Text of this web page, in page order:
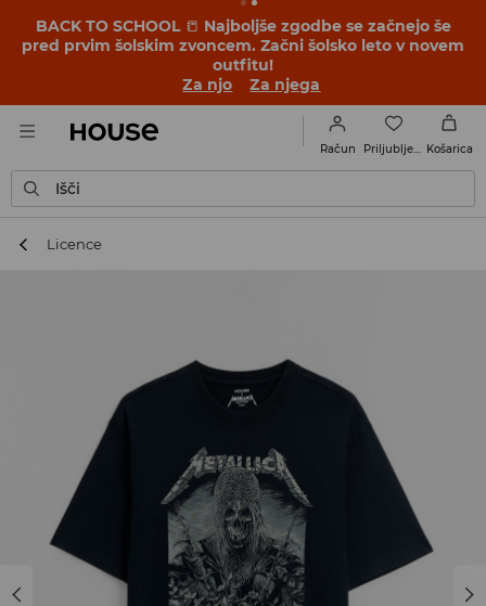
BACK TO SCHOOL 📒 Najboljše zgodbe se začnejo še
pred prvim šolskim zvoncem. Začni šolsko leto v novem
outfitu!
Za njo
Za njega
Račun Košarica
Išči
Licence